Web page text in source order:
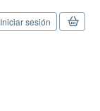
Iniciar sesión